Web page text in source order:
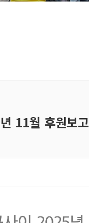
11월 후원보고